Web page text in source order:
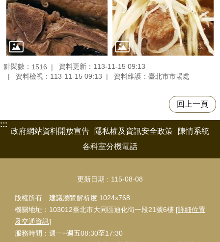
點閱數： 1516
資料更新：113-11-15 09:13
資料檢視：113-11-15 09:13
資料維護：臺北市市場處
回上一頁
:::
政府網站資料開放宣告
隱私權及資訊安全政策
陳情系統
各科室分機電話
更新日期 115-08-08
版權所有 建議瀏覽解析度 1024x768
機關地址：103012臺北市大同區迪化街一段21號6樓 [詳細位置
及交通資訊]
服務時間：週一~週五08:30至17:30